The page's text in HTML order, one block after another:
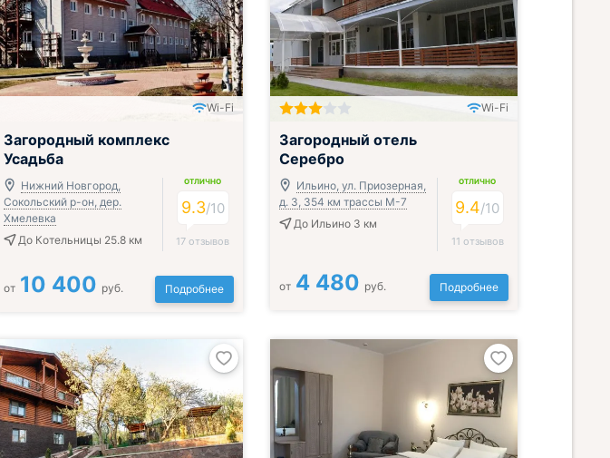
Включён завтрак, обед и ужин
Wi-Fi
Загородный комплекс
Усадьба
Нижний Новгород,
Сокольский р-он, дер.
Хмелевка
До Котельницы 25.8 км
ОТЛИЧНО
9.3/10
17 отзывов
от 10 400 руб. Подробнее
Включён завтрак, обед и ужин
Wi-Fi
Загородный отель
Серебро
Ильино, ул. Приозерная,
д. 3, 354 км трассы М-7
До Ильино 3 км
ОТЛИЧНО
9.4/10
11 отзывов
от 4 480 руб. Подробнее